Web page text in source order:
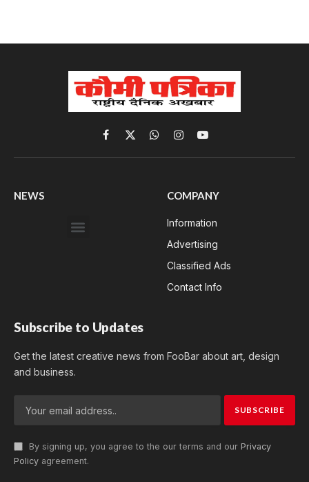
Facebook
X
(Twitter)
WhatsApp
InstagramYouTube
NEWS COMPANY
Information
Advertising
Classified Ads
Contact Info
Subscribe to Updates
Get the latest creative news from FooBar about art, design
and business.
By signing up, you agree to the our terms and our Privacy
Policy agreement.